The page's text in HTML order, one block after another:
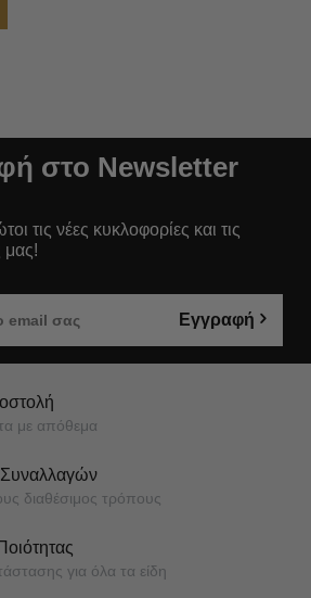
στο Newsletter
τις νέες κυκλοφορίες και τις
Εγγραφή
με απόθεμα
διαθέσιμος τρόπους
για όλα τα είδη